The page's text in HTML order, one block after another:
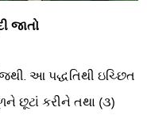
જાતો
આ પદ્ધતિથી ઇચ્છિત
છૂટાં કરીને તથા (૩)